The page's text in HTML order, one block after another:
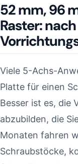
52 mm, 96
Raster: nach
Viele 5-Achs-
Platte für einen
Besser ist es, die
abzubilden, die
Monaten fahren
Schraubstöcke,